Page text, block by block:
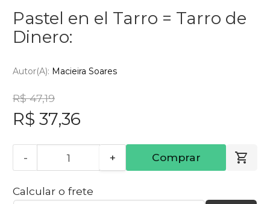
Pastel en el Tarro = Tarro de
Dinero:
Autor(a): Macieira Soares
R$ 47,19
R$ 37,36
- + Comprar
Calcular o frete